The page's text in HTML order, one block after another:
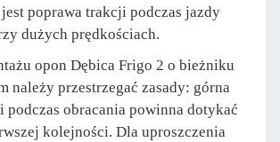
poprawa trakcji podczas jazdy
dużych prędkościach.
opon Dębica Frigo 2 o bieżniku
należy przestrzegać zasady: górna
podczas obracania powinna dotykać
kolejności. Dla uproszczenia